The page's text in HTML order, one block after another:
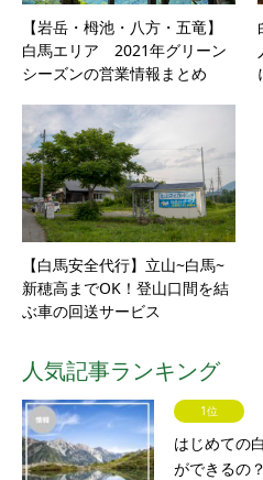
【岩岳・栂池・八方・五竜】
白馬エリア 2021年グリーン
シーズンの営業情報まとめ
【白馬安全代行】立山~白馬~
新穂高までOK！登山口間を結
ぶ車の回送サービス
人気記事ランキング
1位
はじめての
ができるの